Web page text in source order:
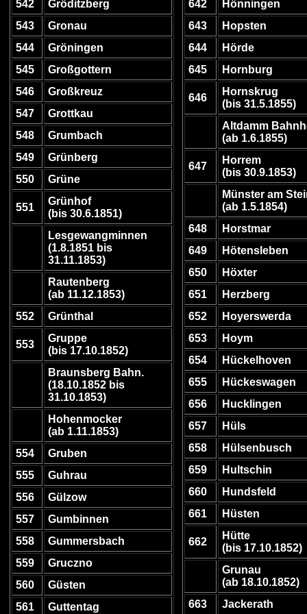
542
Gröditzberg
543
Gronau
544
Gröningen
545
Großgottern
546
Großkreuz
547
Grottkau
548
Grumbach
549
Grünberg
550
Grüne
551
Grünhof
(bis 30.6.1851)
Lesgewangminnen
(1.8.1851 bis
31.11.1853)
Rautenberg
(ab 11.12.1853)
552
Grünthal
553
Gruppe
(bis 17.10.1852)
Braunsberg Bahn.
(18.10.1852 bis
31.10.1853)
Hohenmocker
(ab 1.11.1853)
554
Gruben
555
Guhrau
556
Gülzow
557
Gumbinnen
558
Gummersbach
559
Gruczno
560
Güsten
561
Guttentag
642
Hönningen
643
Hopsten
644
Hörde
645
Hornburg
646
Hornskrug
(bis 31.5.1855)
Altdamm
(ab 1.6.1855)
647
Horrem
(bis 30.9.1853)
Münster am
(ab 1.5.1854)
648
Horstmar
649
Hötensleben
650
Höxter
651
Herzberg
652
Hoyerswerda
653
Hoym
654
Hückelhoven
655
Hückeswagen
656
Hucklingen
657
Hüls
658
Hülsenbusch
659
Hultschin
660
Hundsfeld
661
Hüsten
662
Hütte
(bis 17.10.1852)
Grunau
(ab 18.10.1852)
663
Jackerath